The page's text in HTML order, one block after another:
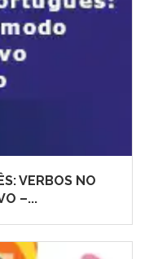
VERBOS NO
–...